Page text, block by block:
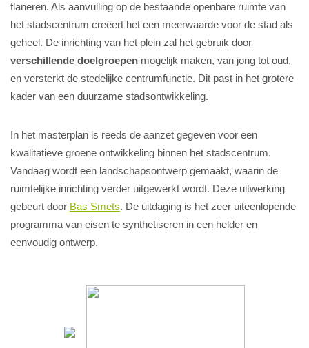
flaneren. Als aanvulling op de bestaande openbare ruimte van
het stadscentrum creëert het een meerwaarde voor de stad als
geheel. De inrichting van het plein zal het gebruik door
verschillende doelgroepen mogelijk maken, van jong tot oud,
en versterkt de stedelijke centrumfunctie. Dit past in het grotere
kader van een duurzame stadsontwikkeling.
In het masterplan is reeds de aanzet gegeven voor een
kwalitatieve groene ontwikkeling binnen het stadscentrum.
Vandaag wordt een landschapsontwerp gemaakt, waarin de
ruimtelijke inrichting verder uitgewerkt wordt. Deze uitwerking
gebeurt door Bas Smets. De uitdaging is het zeer uiteenlopende
programma van eisen te synthetiseren in een helder en
eenvoudig ontwerp.